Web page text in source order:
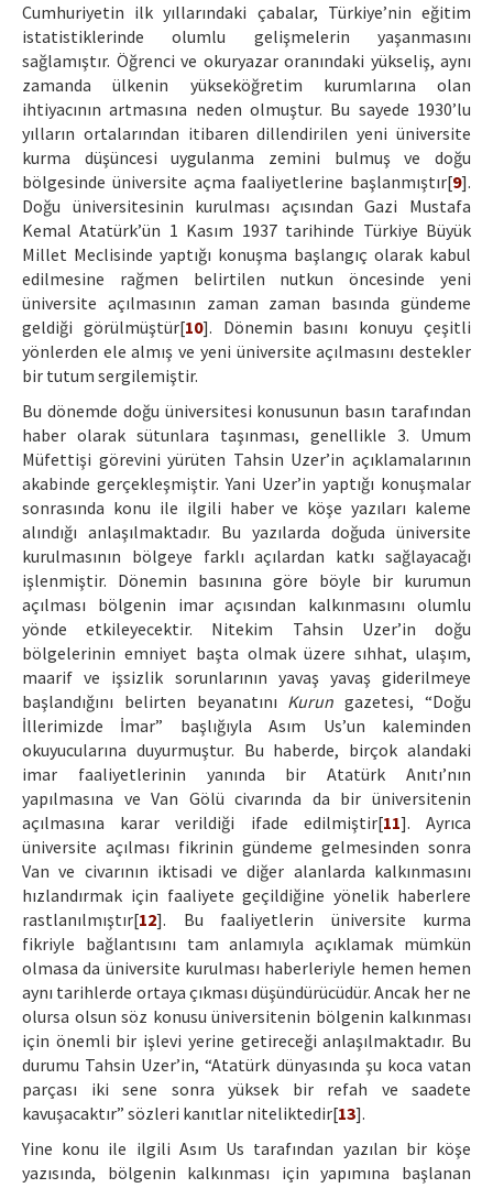
Cumhuriyetin ilk yıllarındaki çabalar, Türkiye’nin eğitim
istatistiklerinde olumlu gelişmelerin yaşanmasını
sağlamıştır. Öğrenci ve okuryazar oranındaki yükseliş, aynı
zamanda ülkenin yükseköğretim kurumlarına olan
ihtiyacının artmasına neden olmuştur. Bu sayede 1930’lu
yılların ortalarından itibaren dillendirilen yeni üniversite
kurma düşüncesi uygulanma zemini bulmuş ve doğu
bölgesinde üniversite açma faaliyetlerine başlanmıştır[9].
Doğu üniversitesinin kurulması açısından Gazi Mustafa
Kemal Atatürk’ün 1 Kasım 1937 tarihinde Türkiye Büyük
Millet Meclisinde yaptığı konuşma başlangıç olarak kabul
edilmesine rağmen belirtilen nutkun öncesinde yeni
üniversite açılmasının zaman zaman basında gündeme
geldiği görülmüştür[10]. Dönemin basını konuyu çeşitli
yönlerden ele almış ve yeni üniversite açılmasını destekler
bir tutum sergilemiştir.
Bu dönemde doğu üniversitesi konusunun basın tarafından
haber olarak sütunlara taşınması, genellikle 3. Umum
Müfettişi görevini yürüten Tahsin Uzer’in açıklamalarının
akabinde gerçekleşmiştir. Yani Uzer’in yaptığı konuşmalar
sonrasında konu ile ilgili haber ve köşe yazıları kaleme
alındığı anlaşılmaktadır. Bu yazılarda doğuda üniversite
kurulmasının bölgeye farklı açılardan katkı sağlayacağı
işlenmiştir. Dönemin basınına göre böyle bir kurumun
açılması bölgenin imar açısından kalkınmasını olumlu
yönde etkileyecektir. Nitekim Tahsin Uzer’in doğu
bölgelerinin emniyet başta olmak üzere sıhhat, ulaşım,
maarif ve işsizlik sorunlarının yavaş yavaş giderilmeye
başlandığını belirten beyanatını Kurun gazetesi, “Doğu
İllerimizde İmar” başlığıyla Asım Us’un kaleminden
okuyucularına duyurmuştur. Bu haberde, birçok alandaki
imar faaliyetlerinin yanında bir Atatürk Anıtı’nın
yapılmasına ve Van Gölü civarında da bir üniversitenin
açılmasına karar verildiği ifade edilmiştir[11]. Ayrıca
üniversite açılması fikrinin gündeme gelmesinden sonra
Van ve civarının iktisadi ve diğer alanlarda kalkınmasını
hızlandırmak için faaliyete geçildiğine yönelik haberlere
rastlanılmıştır[12]. Bu faaliyetlerin üniversite kurma
fikriyle bağlantısını tam anlamıyla açıklamak mümkün
olmasa da üniversite kurulması haberleriyle hemen hemen
aynı tarihlerde ortaya çıkması düşündürücüdür. Ancak her ne
olursa olsun söz konusu üniversitenin bölgenin kalkınması
için önemli bir işlevi yerine getireceği anlaşılmaktadır. Bu
durumu Tahsin Uzer’in, “Atatürk dünyasında şu koca vatan
parçası iki sene sonra yüksek bir refah ve saadete
kavuşacaktır” sözleri kanıtlar niteliktedir[13].
Yine konu ile ilgili Asım Us tarafından yazılan bir köşe
yazısında, bölgenin kalkınması için yapımına başlanan